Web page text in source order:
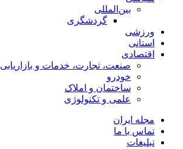
بین‌المللی
گردشگری
ورزشی
استانی
اقتصادی
صنعت، تجارت، خدمات و بازاریابی
خودرو
ساختمان و املاک
علمی و تکنولوژی
مجله ایران
تماس با ما
تبلیغات